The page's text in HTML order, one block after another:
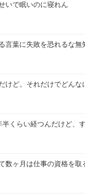
いで眠いのに寝れん
言葉に失敗を恐れるな
けど。それだけでどん
くらい経つんだけど、
数ヶ月は仕事の資格を